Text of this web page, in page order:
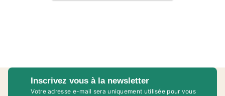
Inscrivez vous à la newsletter
Votre adresse e-mail sera uniquement utilisée pour vous